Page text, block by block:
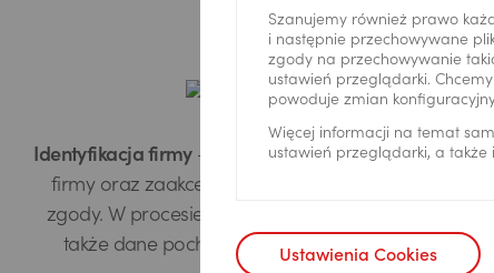
Identyfikacja firmy– wprowadź dane
firmy oraz zaakceptuj wymagane
zgody. W procesie wykorzystujemy
także dane pochodzące z KRS.
Dane
Szanujemy również prawo
i następnie przechowywane
zgody na przechowywanie
ustawień przeglądarki.
powoduje zmian
Więcej informacji na temat
ustawień przeglądarki, a
Ustawienia Cookies